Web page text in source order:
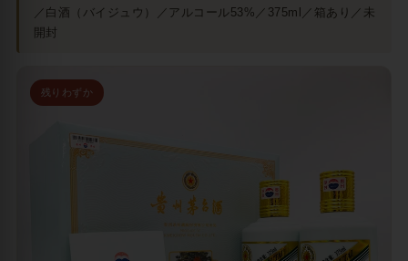
／白酒（バイジュウ）／アルコール53%／375ml／箱あり／未
開封
残りわずか